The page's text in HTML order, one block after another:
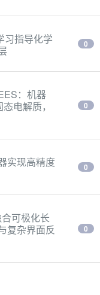
习指导化学
0
：机器
电解质，
0
实现高精度
0
可极化长
复杂界面反
0